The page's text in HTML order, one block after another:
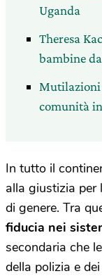
Uganda
Theresa
bambine
comunità
In tutto il
alla giustizia per
di genere. Tra
fiducia nei
secondaria che
della polizia e